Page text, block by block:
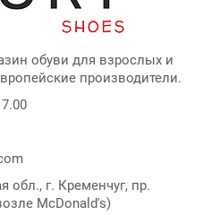
обуви для взрослых и
производители.
обл., г. Кременчуг, пр.
McDonald's)